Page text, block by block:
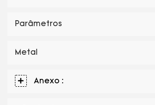
Parâmetros
Metal
Anexo :